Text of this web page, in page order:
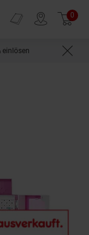
einblenden
Prospekte 0
einlösen